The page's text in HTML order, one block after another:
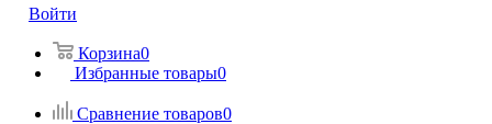
Войти
Корзина0
Избранные товары0
Сравнение товаров0